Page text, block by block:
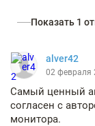
Показать 1
alver42
02 февраля
Самый ценный
согласен с
монитора.